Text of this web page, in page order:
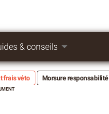
& conseils
frais véto Morsure responsabilité